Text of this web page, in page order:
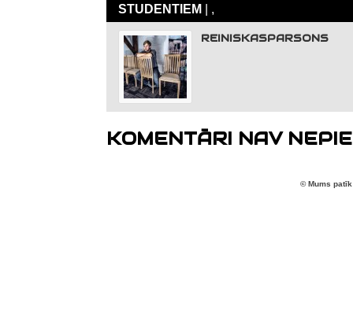
STUDENTIEM | ,
REINISKASPARSONS
KOMENTĀRI NAV
© Mums